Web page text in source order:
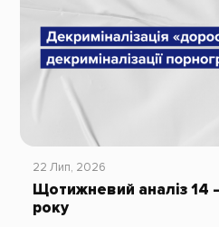
22 Лип, 2026
Щотижневий аналіз 14
року